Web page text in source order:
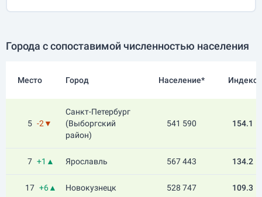
Города с сопоставимой численностью населения
Место Город Население* Индекс
5 -2▼
Санкт-Петербург
(Выборгский
район)
541 590 154.1
7 +1▲ Ярославль 567 443 134.2
17 +6▲ Новокузнецк 528 747 109.3